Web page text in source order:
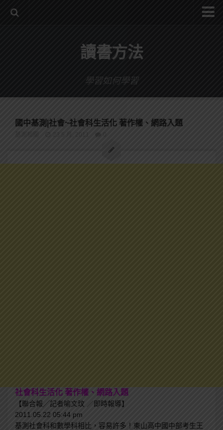
讀書方法
學習如何學習
國中基測|社會~社會科生活化 著作權、網路入題
23 5 月, 2011
社會科生活化 著作權、網路入題
【聯合報╱記者喻文玟 ／即時報導】
2011.05.22 05:44 pm
基測社會科和數學科相比，容易許多！東山高中國中部考生王